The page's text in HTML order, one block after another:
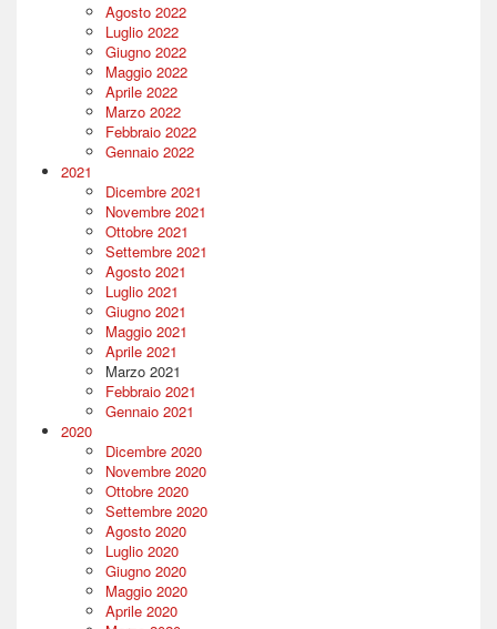
Agosto 2022
Luglio 2022
Giugno 2022
Maggio 2022
Aprile 2022
Marzo 2022
Febbraio 2022
Gennaio 2022
2021
Dicembre 2021
Novembre 2021
Ottobre 2021
Settembre 2021
Agosto 2021
Luglio 2021
Giugno 2021
Maggio 2021
Aprile 2021
Marzo 2021
Febbraio 2021
Gennaio 2021
2020
Dicembre 2020
Novembre 2020
Ottobre 2020
Settembre 2020
Agosto 2020
Luglio 2020
Giugno 2020
Maggio 2020
Aprile 2020